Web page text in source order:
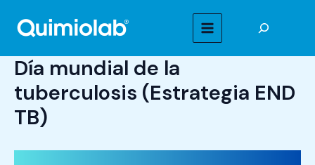
contenido
MAIN
Día mundial de la
tuberculosis (Estrategia END
TB)